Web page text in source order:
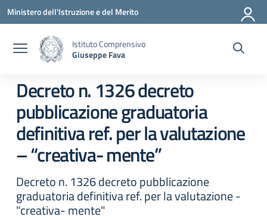
Vai ai contenuti
Vai al menu di navigazione
Vai al footer
Ministero dell'Istruzione e del Merito
Istituto Comprensivo
Giuseppe Fava
Decreto n. 1326 decreto
pubblicazione graduatoria
definitiva ref. per la valutazione
– “creativa- mente”
Decreto n. 1326 decreto pubblicazione
graduatoria definitiva ref. per la valutazione -
"creativa- mente"